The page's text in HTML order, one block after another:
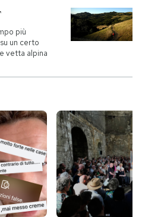
più
un certo
vetta alpina